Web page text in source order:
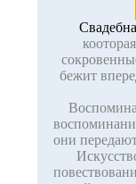
бежит
они